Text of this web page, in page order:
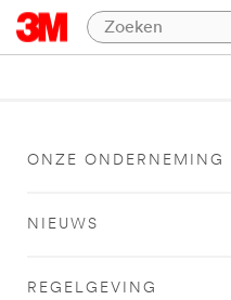
ONZE ONDERNEMING
NIEUWS
REGELGEVING